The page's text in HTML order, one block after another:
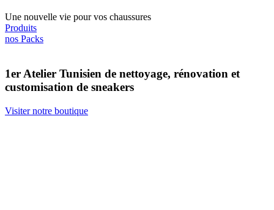
Une nouvelle vie pour vos chaussures
Produits
nos Packs
1er Atelier Tunisien de nettoyage, rénovation et
customisation de sneakers
Visiter notre boutique